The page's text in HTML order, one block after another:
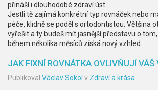
přináší i dlouhodobé zdraví úst.
Jestli tě zajímá konkrétní typ rovnáček nebo
péče, klidně se poděl s ortodontistou. Většina
vyřešit a ty budeš mít jasnější představu o
během několika měsíců získá nový vzhled.
JAK FIXNÍ ROVNÁTKA OVLIVŇUJÍ VÁŠ
Publikoval Václav Sokol v Zdraví a krása